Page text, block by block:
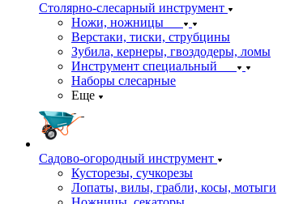
Столярно-слесарный инструмент
Ножи, ножницы
Верстаки, тиски, струбцины
Зубила, кернеры, гвоздодеры, ломы
Инструмент специальный
Наборы слесарные
Еще
Садово-огородный инструмент
Кусторезы, сучкорезы
Лопаты, вилы, грабли, косы, мотыги